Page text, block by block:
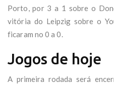
Porto, por 3 a 1 sobre o
vitória do Leipzig sobre o
ficaram no 0 a 0.
Jogos de hoje
A primeira rodada será